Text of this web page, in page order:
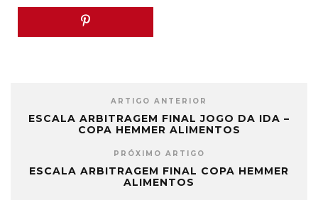
ARTIGO ANTERIOR
ESCALA ARBITRAGEM FINAL JOGO DA IDA –
COPA HEMMER ALIMENTOS
PRÓXIMO ARTIGO
ESCALA ARBITRAGEM FINAL COPA HEMMER
ALIMENTOS